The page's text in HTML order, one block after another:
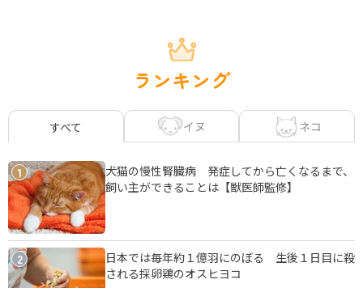
ランキング
すべて イヌ ネコ
1
犬猫の慢性腎臓病 発症してから亡くなるまで、
飼い主ができることは【獣医師監修】
2
日本では毎年約１億羽にのぼる 生後１日目に殺
される採卵鶏のオスヒヨコ